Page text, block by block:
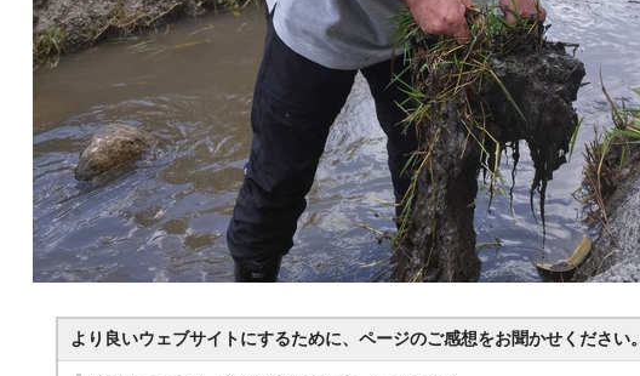
より良いウェブサイトにするために、ページのご感想をお聞かせください。